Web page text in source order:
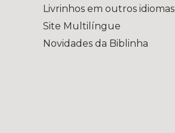
Livrinhos em outros idiomas
Site Multilíngue
Novidades da Biblinha